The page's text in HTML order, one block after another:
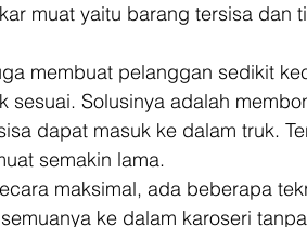
muat yaitu barang tersisa dan
membuat pelanggan sedikit
Solusinya adalah
dapat masuk ke dalam truk.
semakin lama.
maksimal, ada beberapa
ke dalam karoseri